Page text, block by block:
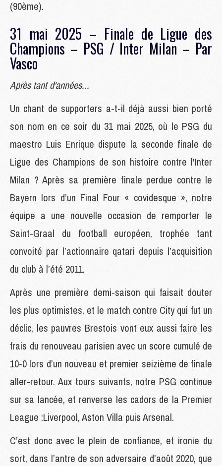
(90ème).
31 mai 2025 – Finale de Ligue des
Champions – PSG / Inter Milan – Par
Vasco
Après tant d'années...
Un chant de supporters a-t-il déjà aussi bien porté
son nom en ce soir du 31 mai 2025, où le PSG du
maestro Luis Enrique dispute la seconde finale de
Ligue des Champions de son histoire contre l'Inter
Milan ? Après sa première finale perdue contre le
Bayern lors d’un Final Four « covidesque », notre
équipe a une nouvelle occasion de remporter le
Saint-Graal du football européen, trophée tant
convoité par l’actionnaire qatari depuis l’acquisition
du club à l’été 2011.
Après une première demi-saison qui faisait douter
les plus optimistes, et le match contre City qui fut un
déclic, les pauvres Brestois vont eux aussi faire les
frais du renouveau parisien avec un score cumulé de
10-0 lors d’un nouveau et premier seizième de finale
aller-retour. Aux tours suivants, notre PSG continue
sur sa lancée, et renverse les cadors de la Premier
League :Liverpool, Aston Villa puis Arsenal.
C’est donc avec le plein de confiance, et ironie du
sort, dans l’antre de son adversaire d’août 2020, que